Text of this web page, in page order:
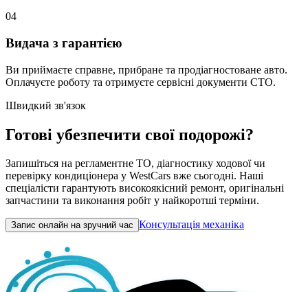
04
Видача з гарантією
Ви приймаєте справне, прибране та продіагностоване авто.
Оплачуєте роботу та отримуєте сервісні документи СТО.
Швидкий зв'язок
Готові убезпечити свої подорожі?
Запишіться на регламентне ТО, діагностику ходової чи
перевірку кондиціонера у WestCars вже сьогодні. Наші
спеціалісти гарантують високоякісний ремонт, оригінальні
запчастини та виконання робіт у найкоротші терміни.
Запис онлайн на зручний час Консультація механіка